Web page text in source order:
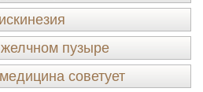
пузыре
советует